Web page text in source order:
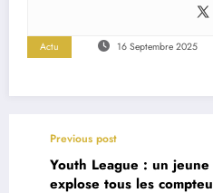
Actu 16 Septembre 2025
Previous post
Youth League : un
explose tous les